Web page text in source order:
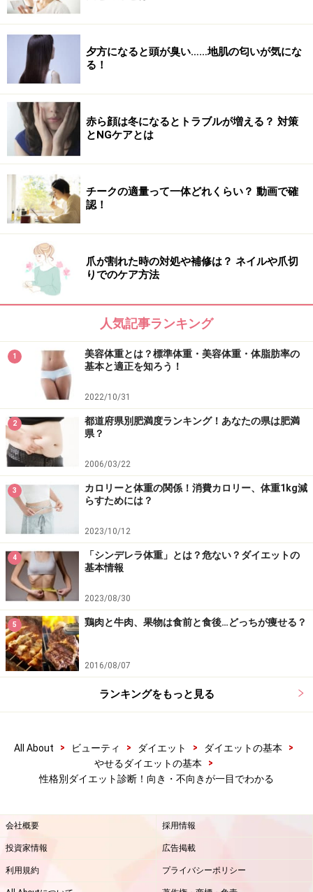
るダイエット法がオススメ。
少しぐらいハードであっても、短期間である程度結果の
出る方法を選ぶとよいでしょう。
●運動系
ジョギング、パーソナルトレーニング、ピラティス、加
圧、水泳など
○食事系
糖質制限、1日1食、断食、ベジタリアン、置き換えなど
運動や食事方法も性格別にチョイス
タイプCが
多かったアナタは……
「内向的＆家好き」
中で集中できるようなダイエット法がオススメ。
成果が出るまでにある程度の時間を要するものの、継続
すれば確実に効果が出るようなものがよいでしょう。
●運動系
DVDエクササイズ、 お風呂ダイエット
吸ダイエットなど
○食事系
1日5食ダイエット、10時間ダイエット
エット、ヘルシー食材を使ったダイエット（ きのこ、 豆
腐、野菜など）
■タイプDが多かったアナタは……
「社交的＆外出好き」
友達をつくりながら＆ゲーム感覚でできるダイエット法
まうので、仲間とできるものがよいでしょう。
●運動系
ルダンスなど）
○食事系
食べ順ダイエット、
食べ合わせダイエット
夕方になると頭が臭い……地肌の匂いが気にな
る！
赤ら顔は冬になるとトラブルが増える？ 対策
とNGケアとは
チークの適量って一体どれくらい？ 動画で確
認！
爪が割れた時の対処や補修は？ ネイルや爪切
りでのケア方法
人気記事ランキング
1
美容体重とは？標準体重・美容体重・体脂肪率の
基本と適正を知ろう！
2022/10/31
2
都道府県別肥満度ランキング！あなたの県は肥満
県？
2006/03/22
3
カロリーと体重の関係！消費カロリー、体重1kg減
らすためには？
2023/10/12
4
「シンデレラ体重」とは？危ない？ダイエットの
基本情報
2023/08/30
5 鶏肉と牛肉、果物は食前と食後…どっちが痩せる？
2016/08/07
ランキングをもっと見る
All About > ビューティ > ダイエット > ダイエットの基本
>
やせるダイエットの基本
>
性格別ダイエット診断！向き・不向きが一目でわかる
会社概要 採用情報
投資家情報 広告掲載
利用規約 プライバシーポリシー